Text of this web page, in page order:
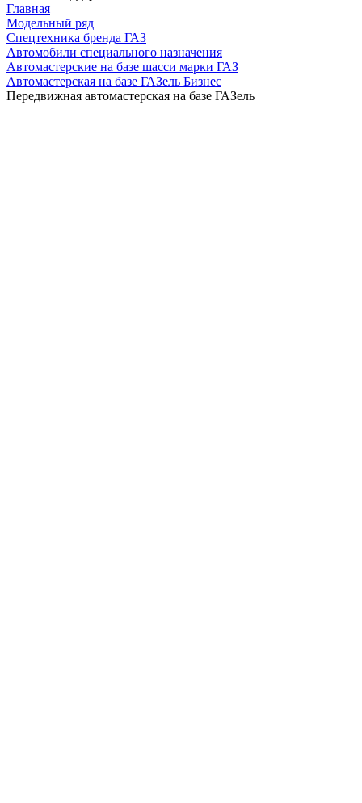
Главная
Модельный ряд
Спецтехника бренда ГАЗ
Автомобили специального назначения
Автомастерские на базе шасси марки ГАЗ
Автомастерская на базе ГАЗель Бизнес
Передвижная автомастерская на базе ГАЗель